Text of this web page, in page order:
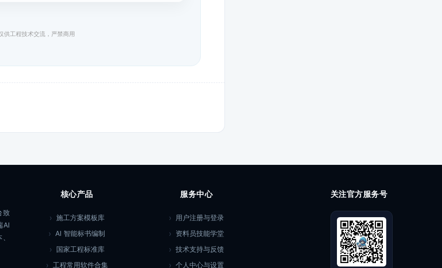
供工程技术交流，严禁商用
致
AI
核心产品
施工方案模板库
AI 智能标书编制
国家工程标准库
工程常用软件合集
服务中心
用户注册与登录
资料员技能学堂
技术支持与反馈
个人中心与设置
关注官方服务号